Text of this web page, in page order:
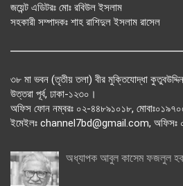
জয়েন্ট এডিটরঃ মোঃ রবিউল ইসলাম
সহকারী সম্পাদকঃ শাহ রাশিদুল ইসলাম রাসেল
৩৮ মা ভবন (তৃতীয় তলা) বীর মুক্তিযোদ্ধা
উত্তরা পূর্ব, ঢাকা-১২৩০।
অফিস ফোন নম্বরঃ ০২-৪৪৮৯১০১৮,
ইমেইলঃ channel7bd@gmail.com, অফিসঃ
অধ্যাপক আবুল কাসেম ফজলুল হক